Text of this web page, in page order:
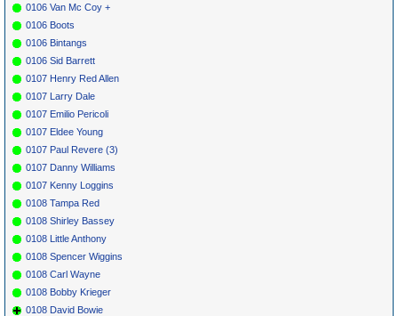
0106 Van Mc Coy +
0106 Boots
0106 Bintangs
0106 Sid Barrett
0107 Henry Red Allen
0107 Larry Dale
0107 Emilio Pericoli
0107 Eldee Young
0107 Paul Revere (3)
0107 Danny Williams
0107 Kenny Loggins
0108 Tampa Red
0108 Shirley Bassey
0108 Little Anthony
0108 Spencer Wiggins
0108 Carl Wayne
0108 Bobby Krieger
0108 David Bowie